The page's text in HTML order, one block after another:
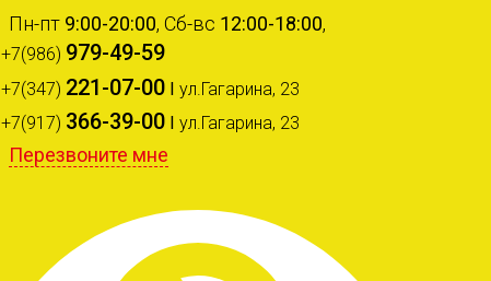
Пн-пт 9:00-20:00, Сб-вс 12:00-18:00,
+7(986) 979-49-59
+7(347) 221-07-00 I ул.Гагарина, 23
+7(917) 366-39-00 I ул.Гагарина, 23
Перезвоните мне